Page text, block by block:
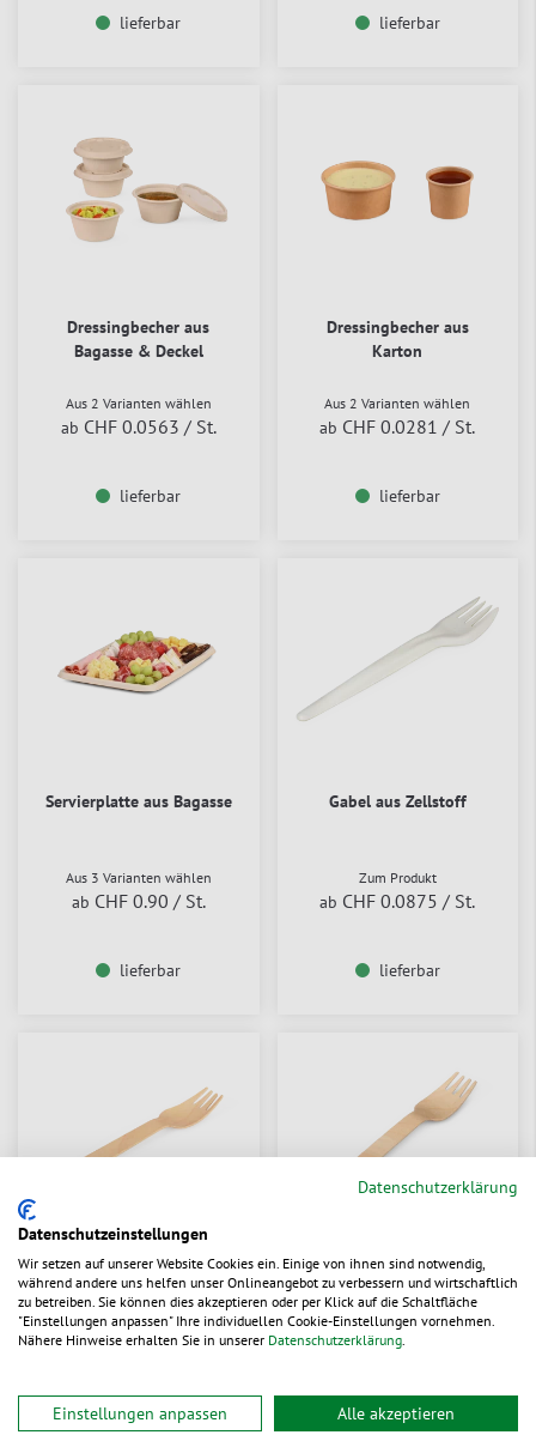
lieferbar lieferbar
Dressingbecher aus
Bagasse & Deckel
Aus 2 Varianten wählen
ab CHF 0.0563 / St.
lieferbar
Dressingbecher aus
Karton
Aus 2 Varianten wählen
ab CHF 0.0281 / St.
lieferbar
Servierplatte aus Bagasse
Aus 3 Varianten wählen
ab CHF 0.90 / St.
lieferbar
Gabel aus Zellstoff
Zum Produkt
ab CHF 0.0875 / St.
lieferbar
Holzgabel gewachst
Zum Produkt
Holzgabel
Zum Produkt
Datenschutzerklärung
Datenschutzeinstellungen
Wir setzen auf unserer Website Cookies ein. Einige von ihnen sind notwendig,
während andere uns helfen unser Onlineangebot zu verbessern und wirtschaftlich
zu betreiben. Sie können dies akzeptieren oder per Klick auf die Schaltfläche
"Einstellungen anpassen" Ihre individuellen Cookie-Einstellungen vornehmen.
Nähere Hinweise erhalten Sie in unserer Datenschutzerklärung.
Einstellungen anpassen Alle akzeptieren